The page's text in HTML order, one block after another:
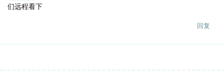
们远程看下
回复